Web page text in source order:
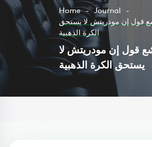
Home
Journal
قول إن مودريتش لا يستحق
الكرة الذهبية
قول إن مودريتش لا
يستحق الكرة الذهبية